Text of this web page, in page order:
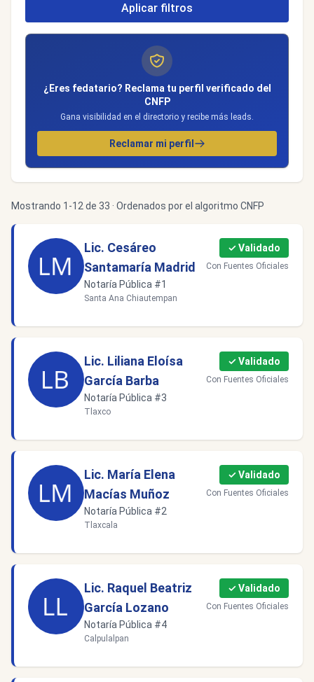
Aplicar filtros
¿Eres fedatario? Reclama tu perfil verificado del
CNFP
Gana visibilidad en el directorio y recibe más leads.
Reclamar mi perfil
Mostrando 1-12 de 33 · Ordenados por el algoritmo CNFP
Lic. Cesáreo
Santamaría Madrid
Notaría Pública #1
Santa Ana Chiautempan
✓ Validado
Con Fuentes Oficiales
Lic. Liliana Eloísa
García Barba
Notaría Pública #3
Tlaxco
✓ Validado
Con Fuentes Oficiales
Lic. María Elena
Macías Muñoz
Notaría Pública #2
Tlaxcala
✓ Validado
Con Fuentes Oficiales
Lic. Raquel Beatriz
García Lozano
Notaría Pública #4
Calpulalpan
✓ Validado
Con Fuentes Oficiales